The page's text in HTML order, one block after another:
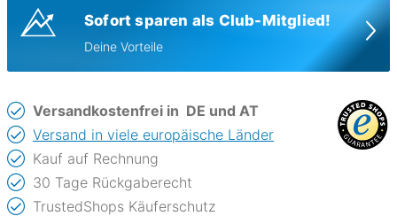
Sofort sparen als Club-Mitglied!
Deine Vorteile
Versandkostenfrei in DE und AT
Versand in viele europäische Länder
Kauf auf Rechnung
30 Tage Rückgaberecht
TrustedShops Käuferschutz